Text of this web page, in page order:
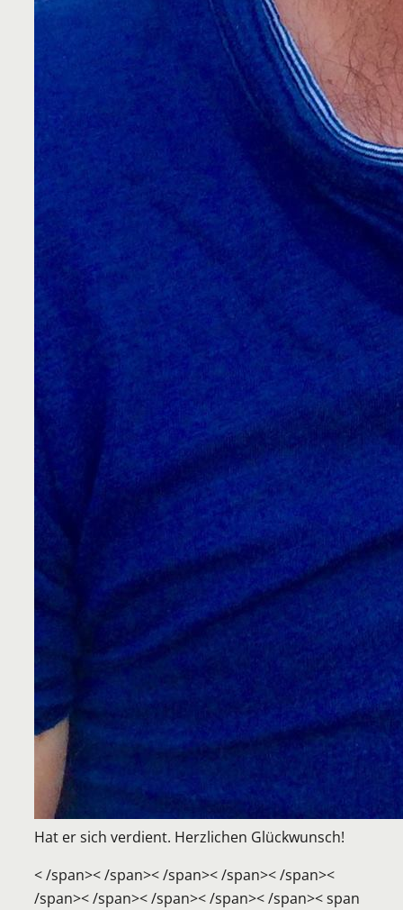
Hat er sich verdient. Herzlichen Glückwunsch!
< /span>< /span>< /span>< /span>< /span><
/span>< /span>< /span>< /span>< /span>< span